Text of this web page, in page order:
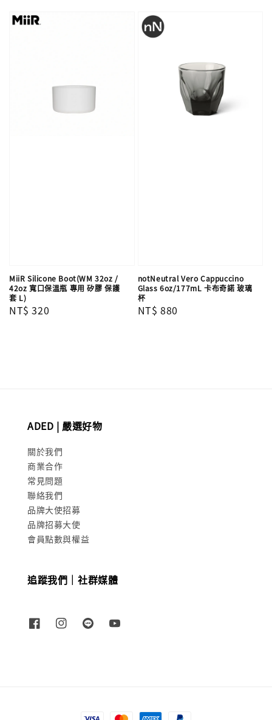
MiiR Silicone Boot(WM 32oz /
42oz 寬口保溫瓶 專用 矽膠 保護
套 L)
Regular
NT$ 320
notNeutral Vero Cappuccino
Glass 6oz/177mL 卡布奇諾 玻璃
杯
Regular
NT$ 880
ADED | 嚴選好物
關於我們
商業合作
常見問題
聯絡我們
品牌大使招募
品牌招募大使
會員點數與權益
追蹤我們｜社群媒體